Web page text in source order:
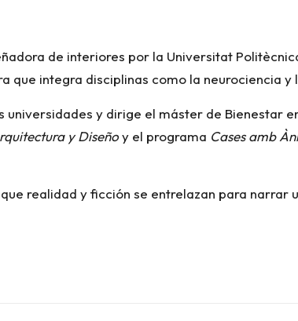
de interiores por la Universitat
que integra disciplinas como la neurociencia y
y dirige el máster de Bienestar
y Diseñoy el programa Cases amb
realidad y ficción se entrelazan para narrar